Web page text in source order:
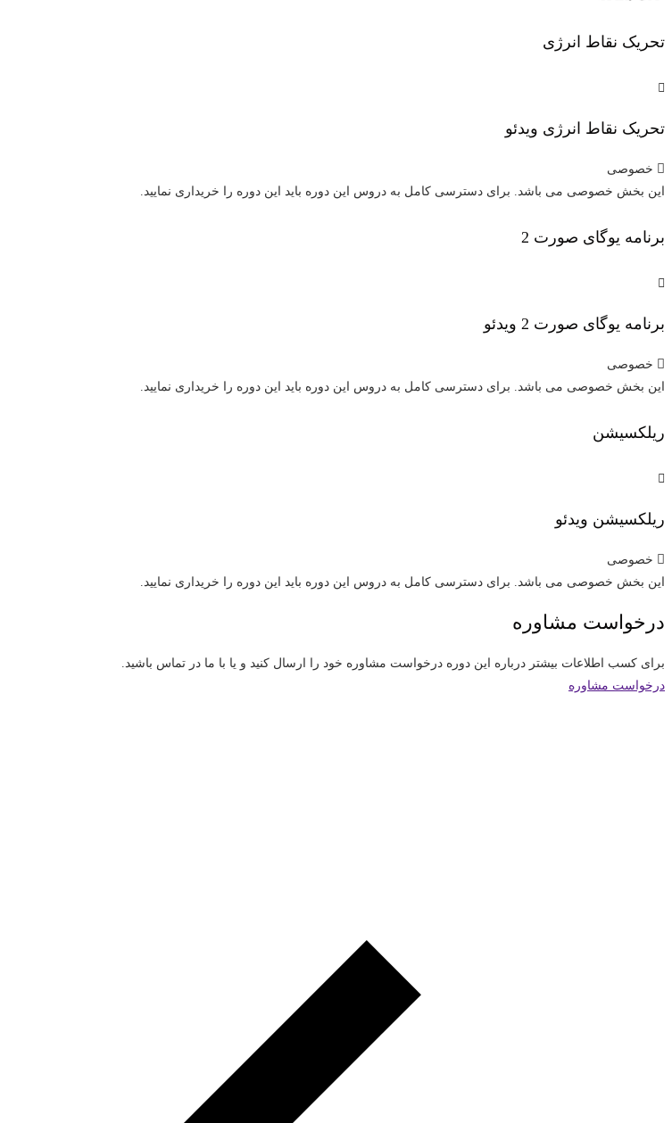
تحریک نقاط انرژی
تحریک نقاط انرژی ویدئو
خصوصی
این بخش خصوصی می باشد. برای دسترسی کامل به دروس این دوره باید این دوره را خریداری نمایید.
برنامه یوگای صورت 2
برنامه یوگای صورت 2 ویدئو
خصوصی
این بخش خصوصی می باشد. برای دسترسی کامل به دروس این دوره باید این دوره را خریداری نمایید.
ریلکسیشن
ریلکسیشن ویدئو
خصوصی
این بخش خصوصی می باشد. برای دسترسی کامل به دروس این دوره باید این دوره را خریداری نمایید.
درخواست مشاوره
برای کسب اطلاعات بیشتر درباره این دوره درخواست مشاوره خود را ارسال کنید و یا با ما در تماس باشید.
درخواست مشاوره